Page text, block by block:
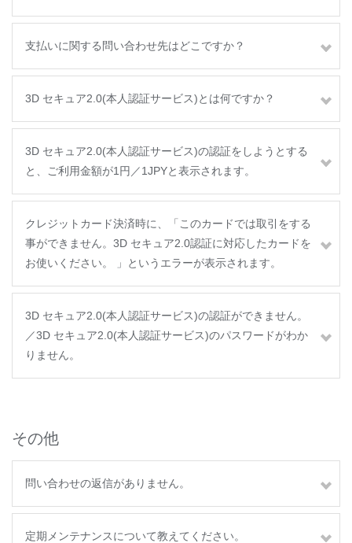
支払いに関する問い合わせ先はどこですか？
3D セキュア2.0(本人認証サービス)とは何ですか？
3D セキュア2.0(本人認証サービス)の認証をしようとする
と、ご利用金額が1円／1JPYと表示されます。
クレジットカード決済時に、「このカードでは取引をする
事ができません。3D セキュア2.0認証に対応したカードを
お使いください。 」というエラーが表示されます。
3D セキュア2.0(本人認証サービス)の認証ができません。
／3D セキュア2.0(本人認証サービス)のパスワードがわか
りません。
その他
問い合わせの返信がありません。
定期メンテナンスについて教えてください。